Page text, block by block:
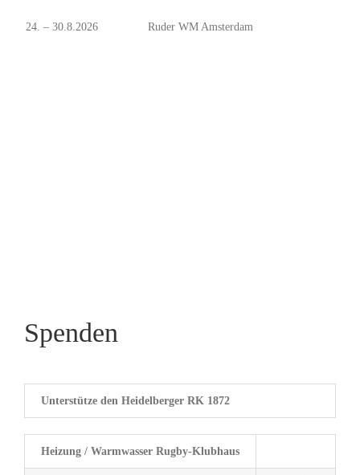
24. – 30.8.2026 Ruder WM Amsterdam
Spenden
Unterstütze den Heidelberger RK 1872
Heizung / Warmwasser Rugby-Klubhaus